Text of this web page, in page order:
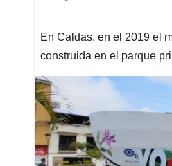
En Caldas, en el 2019 el
construida en el parque